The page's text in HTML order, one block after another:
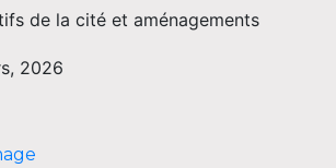
de la cité et aménagements
2026